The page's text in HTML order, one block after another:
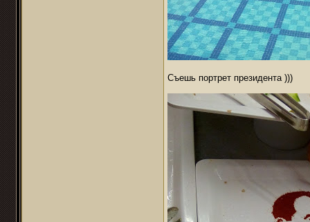
Съешь портрет президента )))